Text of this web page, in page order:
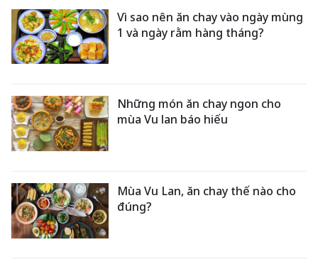
Vì sao nên ăn chay vào ngày mùng
1 và ngày rằm hàng tháng?
Những món ăn chay ngon cho
mùa Vu lan báo hiếu
Mùa Vu Lan, ăn chay thế nào cho
đúng?